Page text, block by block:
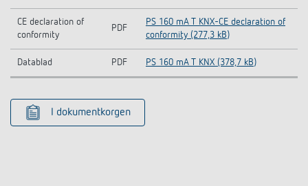
CE declaration of
conformity
PDF
PS 160 mA T KNX-CE declaration of
conformity (277,3 kB)
Datablad PDF PS 160 mA T KNX (378,7 kB)
I dokumentkorgen